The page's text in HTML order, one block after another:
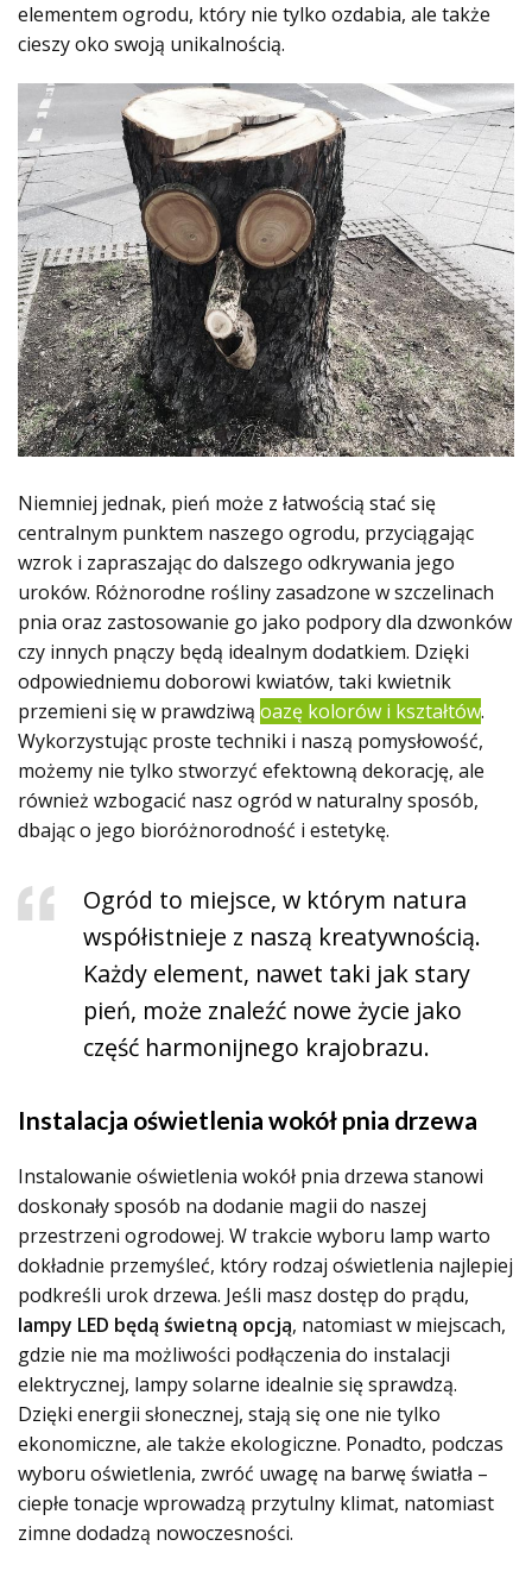
elementem ogrodu, który nie tylko ozdabia, ale także
cieszy oko swoją unikalnością.
Niemniej jednak, pień może z łatwością stać się
centralnym punktem naszego ogrodu, przyciągając
wzrok i zapraszając do dalszego odkrywania jego
uroków. Różnorodne rośliny zasadzone w szczelinach
pnia oraz zastosowanie go jako podpory dla dzwonków
czy innych pnączy będą idealnym dodatkiem. Dzięki
odpowiedniemu doborowi kwiatów, taki kwietnik
przemieni się w prawdziwą oazę kolorów i kształtów.
Wykorzystując proste techniki i naszą pomysłowość,
możemy nie tylko stworzyć efektowną dekorację, ale
również wzbogacić nasz ogród w naturalny sposób,
dbając o jego bioróżnorodność i estetykę.
Ogród to miejsce, w którym natura
współistnieje z naszą kreatywnością.
Każdy element, nawet taki jak stary
pień, może znaleźć nowe życie jako
część harmonijnego krajobrazu.
Instalacja oświetlenia wokół pnia drzewa
Instalowanie oświetlenia wokół pnia drzewa stanowi
doskonały sposób na dodanie magii do naszej
przestrzeni ogrodowej. W trakcie wyboru lamp warto
dokładnie przemyśleć, który rodzaj oświetlenia najlepiej
podkreśli urok drzewa. Jeśli masz dostęp do prądu,
lampy LED będą świetną opcją, natomiast w miejscach,
gdzie nie ma możliwości podłączenia do instalacji
elektrycznej, lampy solarne idealnie się sprawdzą.
Dzięki energii słonecznej, stają się one nie tylko
ekonomiczne, ale także ekologiczne. Ponadto, podczas
wyboru oświetlenia, zwróć uwagę na barwę światła –
ciepłe tonacje wprowadzą przytulny klimat, natomiast
zimne dodadzą nowoczesności.